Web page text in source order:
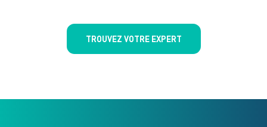
TROUVEZ VOTRE EXPERT